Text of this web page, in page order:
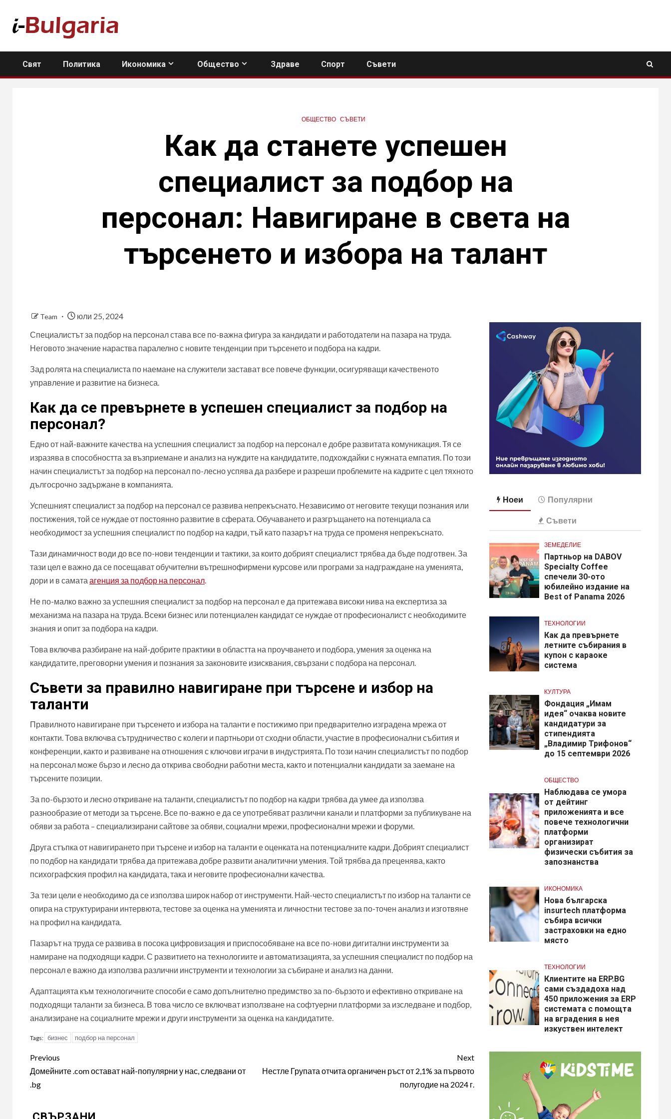
content
Свят Политика Икономика Общество Здраве Спорт Съвети
ОБЩЕСТВО СЪВЕТИ
Как да станете успешен
специалист за подбор на
персонал: Навигиране в света на
търсенето и избора на талант
Team
юли 25, 2024
Специалистът за подбор на персонал става все по-важна фигура за кандидати и работодатели на пазара на труда.
Неговото значение нараства паралелно с новите тенденции при търсенето и подбора на кадри.
Зад ролята на специалиста по наемане на служители застават все повече функции, осигуряващи качественото
управление и развитие на бизнеса.
Как да се превърнете в успешен специалист за подбор на
персонал?
Едно от най-важните качества на успешния специалист за подбор на персонал е добре развитата комуникация. Тя се
изразява в способността за възприемане и анализ на нуждите на кандидатите, подхождайки с нужната емпатия. По този
начин специалистът за подбор на персонал по-лесно успява да разбере и разреши проблемите на кадрите с цел тяхното
дългосрочно задържане в компанията.
Успешният специалист за подбор на персонал се развива непрекъснато. Независимо от неговите текущи познания или
постижения, той се нуждае от постоянно развитие в сферата. Обучаването и разгръщането на потенциала са
необходимост за успешния специалист по подбор на кадри, тъй като пазарът на труда се променя непрекъснато.
Тази динамичност води до все по-нови тенденции и тактики, за които добрият специалист трябва да бъде подготвен. За
тази цел е важно да се посещават обучителни вътрешнофирмени курсове или програми за надграждане на уменията,
дори и в самата агенция за подбор на персонал.
Не по-малко важно за успешния специалист за подбор на персонал е да притежава високи нива на експертиза за
механизма на пазара на труда. Всеки бизнес или потенциален кандидат се нуждае от професионалист с необходимите
знания и опит за подбора на кадри.
Това включва разбиране на най-добрите практики в областта на проучването и подбора, умения за оценка на
кандидатите, преговорни умения и познания за законовите изисквания, свързани с подбора на персонал.
Съвети за правилно навигиране при търсене и избор на
таланти
Правилното навигиране при търсенето и избора на таланти е постижимо при предварително изградена мрежа от
контакти. Това включва сътрудничество с колеги и партньори от сходни области, участие в професионални събития и
конференции, както и развиване на отношения с ключови играчи в индустрията. По този начин специалистът по подбор
на персонал може бързо и лесно да открива свободни работни места, както и потенциални кандидати за заемане на
търсените позиции.
За по-бързото и лесно откриване на таланти, специалистът по подбор на кадри трябва да умее да използва
разнообразие от методи за търсене. Все по-важно е да се употребяват различни канали и платформи за публикуване на
обяви за работа – специализирани сайтове за обяви, социални мрежи, професионални мрежи и форуми.
Друга стъпка от навигирането при търсене и избор на таланти е оценката на потенциалните кадри. Добрият специалист
по подбор на кандидати трябва да притежава добре развити аналитични умения. Той трябва да преценява, както
психографския профил на кандидата, така и неговите професионални качества.
За тези цели е необходимо да се използва широк набор от инструменти. Най-често специалистът по избор на таланти се
опира на структурирани интервюта, тестове за оценка на уменията и личностни тестове за по-точен анализ и изготвяне
на профил на кандидата.
Пазарът на труда се развива в посока цифровизация и приспособяване на все по-нови дигитални инструменти за
намиране на подходящи кадри. С развитието на технологиите и автоматизацията, за успешния специалист по подбор на
персонал е важно да използва различни инструменти и технологии за събиране и анализ на данни.
Адаптацията към технологичните способи е само допълнително предимство за по-бързото и ефективно откриване на
подходящи таланти за бизнеса. В това число се включват използване на софтуерни платформи за изследване и подбор,
анализиране на социалните мрежи и други инструменти за оценка на кандидатите.
Tags: бизнес подбор на персонал
Post
navigation
Previous
Домейните .com остават най-популярни у нас, следвани от
.bg
Next
Нестле Групата отчита органичен ръст от 2,1% за първото
полугодие на 2024 г.
Ноеи Популярни
Съвети
ЗЕМЕДЕЛИЕ
Партньор на DABOV
Specialty Coffee
спечели 30-ото
юбилейно издание на
Best of Panama 2026
ТЕХНОЛОГИИ
Как да превърнете
летните събирания в
купон с караоке
система
КУЛТУРА
Фондация „Имам
идея“ очаква новите
кандидатури за
стипендията
„Владимир Трифонов“
до 15 септември 2026
ОБЩЕСТВО
Наблюдава се умора
от дейтинг
приложенията и все
повече технологични
платформи
организират
физически събития за
запознанства
ИКОНОМИКА
Нова българска
insurtech платформа
събира всички
застраховки на едно
място
ТЕХНОЛОГИИ
Клиентите на ERP.BG
сами създадоха над
450 приложения за ERP
системата с помощта
на вградения в нея
изкуствен интелект